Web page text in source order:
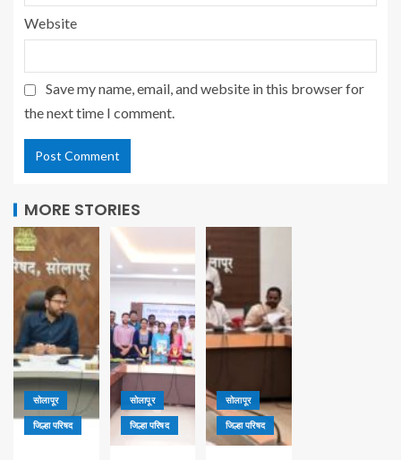
Website
Save my name, email, and website in this browser for
the next time I comment.
MORE STORIES
सोलापूर
जिल्हा परिषद
सोलापूर
जिल्हा परिषद
सोलापूर
जिल्हा परिषद